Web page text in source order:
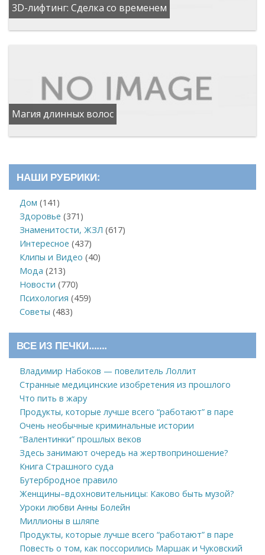
3D-лифтинг: Сделка со временем
Магия длинных волос
НАШИ РУБРИКИ:
Дом (141)
Здоровье (371)
Знаменитости, ЖЗЛ (617)
Интересное (437)
Клипы и Видео (40)
Мода (213)
Новости (770)
Психология (459)
Советы (483)
ВСЕ ИЗ ПЕЧКИ…….
Владимир Набоков — повелитель Лоллит
Странные медицинские изобретения из прошлого
Что пить в жару
Продукты, которые лучше всего “работают” в паре
Очень необычные криминальные истории
“Валентинки” прошлых веков
Здесь занимают очередь на жертвоприношение?
Книга Страшного суда
Бутербродное правило
Женщины–вдохновительницы: Каково быть музой?
Уроки любви Анны Болейн
Миллионы в шляпе
Продукты, которые лучше всего “работают” в паре
Повесть о том, как поссорились Маршак и Чуковский